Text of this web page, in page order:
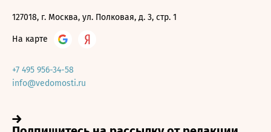
127018, г. Москва, ул. Полковая, д. 3, стр. 1
На карте
+7 495 956-34-58
info@vedomosti.ru